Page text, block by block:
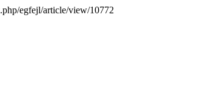
egfejl/article/view/10772